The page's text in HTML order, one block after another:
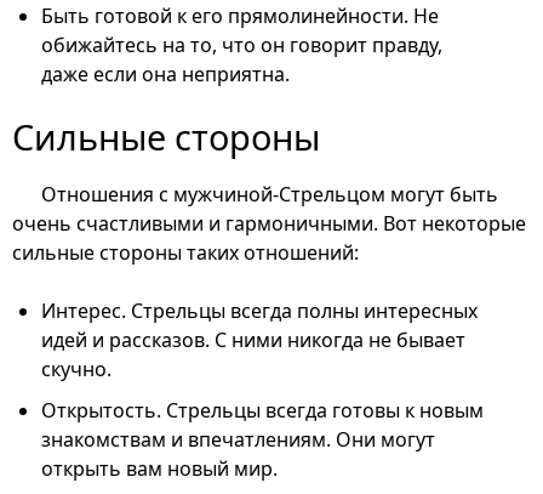
Быть готовой к его прямолинейности. Не
обижайтесь на то, что он говорит правду,
даже если она неприятна.
Сильные стороны
Отношения с мужчиной-Стрельцом могут быть
очень счастливыми и гармоничными. Вот некоторые
сильные стороны таких отношений:
Интерес. Стрельцы всегда полны интересных
идей и рассказов. С ними никогда не бывает
скучно.
Открытость. Стрельцы всегда готовы к новым
знакомствам и впечатлениям. Они могут
открыть вам новый мир.